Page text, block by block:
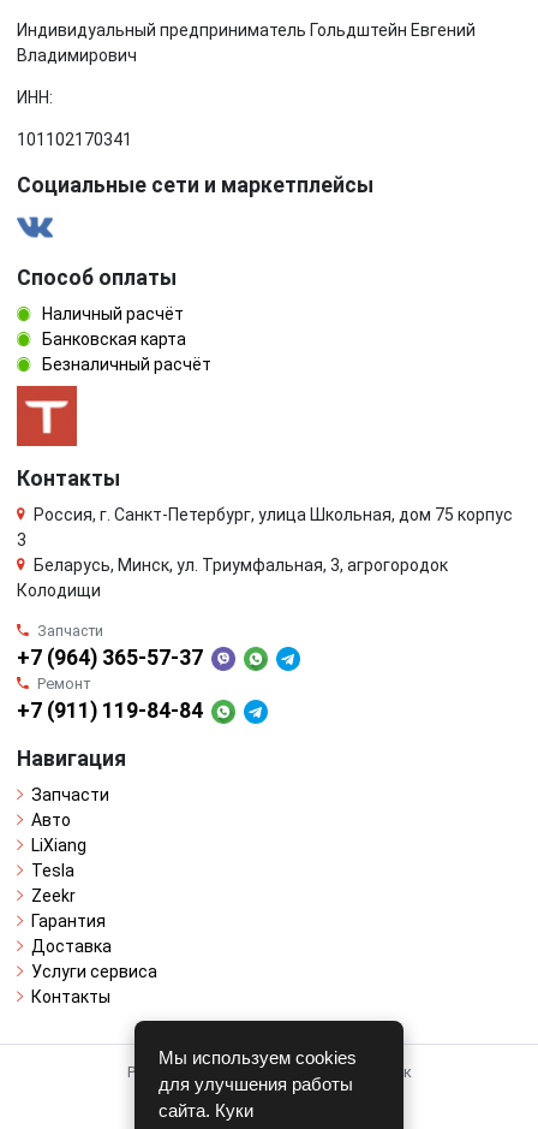
Индивидуальный предприниматель Гольдштейн Евгений
Владимирович
ИНН:
101102170341
Социальные сети и маркетплейсы
Способ оплаты
Наличный расчёт
Банковская карта
Безналичный расчёт
Контакты
Россия, г. Санкт-Петербург, улица Школьная, дом 75 корпус
3
Беларусь, Минск, ул. Триумфальная, 3, агрогородок
Колодищи
Запчасти
+7 (964) 365-57-37
Ремонт
+7 (911) 119-84-84
Навигация
Запчасти
Авто
LiXiang
Tesla
Zeekr
Гарантия
Доставка
Услуги сервиса
Контакты
Работает на системе для авторазборок
CARRO.БИЗНЕС
Мы используем cookies
для улучшения работы
сайта. Куки